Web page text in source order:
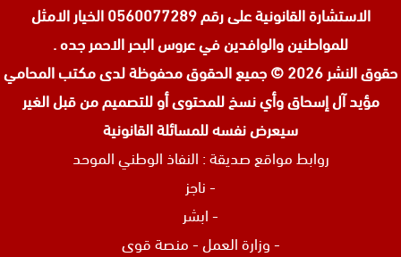
الاستشارة القانونية على رقم 0560077289 الخيار الامثل
للمواطنين والوافدين في عروس البحر الاحمر جده .
حقوق النشر 2026 © جميع الحقوق محفوظة لدى
مكتب المحامي
مؤيد آل إسحاق وأي نسخ للمحتوى أو للتصميم من قبل الغير
سيعرض نفسه للمسائلة القانونية
روابط مواقع صديقة : النفاذ الوطني الموحد
-ناجز
-ابشر
-وزارة العمل-منصة قوى